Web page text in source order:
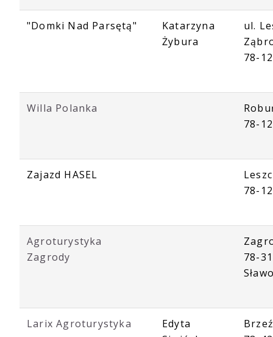
"Domki Nad Parsętą"
Katarzyna
Żybura
ul.
78-
Willa Polanka
78-
Zajazd HASEL
78-
Agroturystyka
Zagrody
78-
Larix Agroturystyka
Edyta